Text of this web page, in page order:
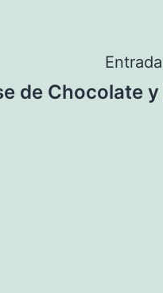
de Chocolate